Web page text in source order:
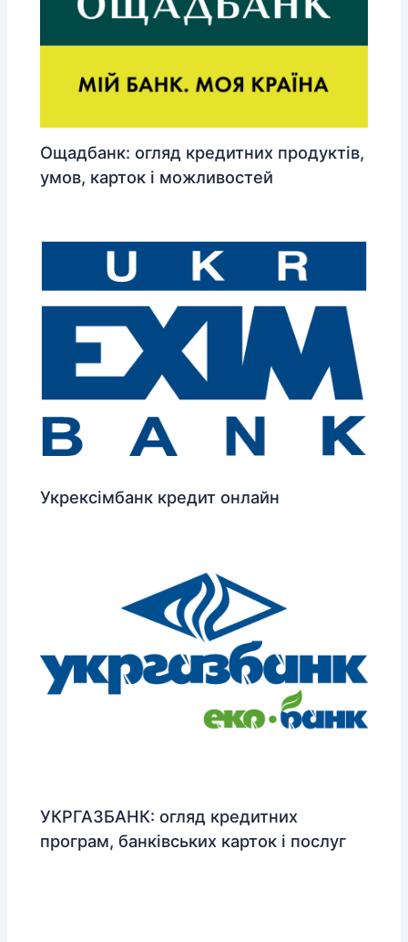
Ощадбанк: огляд кредитних продуктів,
умов, карток і можливостей
Укрексімбанк кредит онлайн
УКРГАЗБАНК: огляд кредитних
програм, банківських карток і послуг